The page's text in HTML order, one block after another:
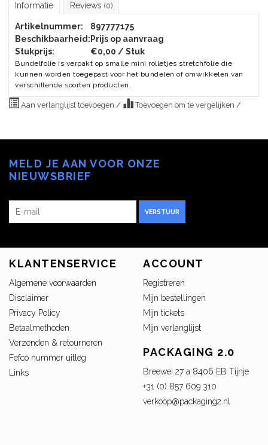
Informatie Reviews (0)
Artikelnummer:
897777175
Beschikbaarheid: Prijs op aanvraag
Stukprijs:
€0,00 / Stuk
Bundelfolie is verpakt op smalle mini rolletjes stretchfolie die
kunnen worden toegepast voor het bundelen of omwikkelen van
verschillende soorten producten.
Aan verlanglijst toevoegen / Toevoegen om te vergelijken /
MELD JE AAN VOOR ONZE
NIEUWSBRIEF
VERSTUUR
KLANTENSERVICE
Algemene voorwaarden
Disclaimer
Privacy Policy
Betaalmethoden
Verzenden & retourneren
Fefco nummer uitleg
Links
ACCOUNT
Registreren
Mijn bestellingen
Mijn tickets
Mijn verlanglijst
PACKAGING 2.0
Breewei 27 a 8406 EB Tijnje
+31 (0) 857 609 310
verkoop@packaging2.nl